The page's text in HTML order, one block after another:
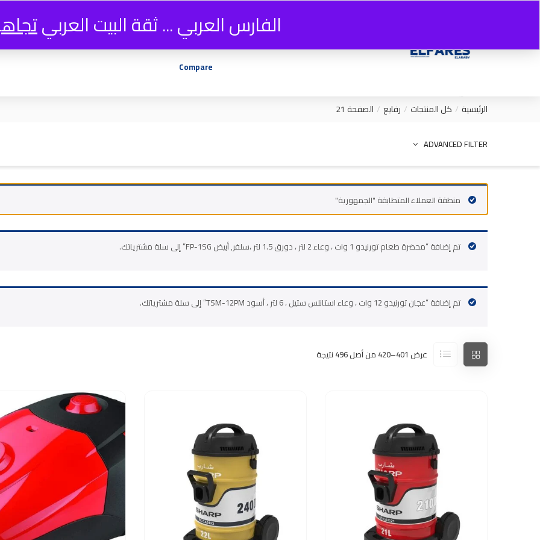
الفارس العربي ... ثقة البيت العربي
Compare
الرئيسية كل المنتجات رفايع الصفحة 21
ADVANCED FILTER
منطقة العملاء المتطابقة "الجمهورية"
تم إضافة “محضرة طعام تورنيدو 1 وات ، وعاء 2 لتر ، دورق 1.5 لتر ،سلفر, أبيض FP-1SG” إلى سلة مشترياتك.
تم إضافة “عجان تورنيدو 12 وات ، وعاء استانلس ستيل ، 6 لتر ، أسود TSM-12PM” إلى سلة مشترياتك.
عرض 401–420 من أصل 496 نتيجة